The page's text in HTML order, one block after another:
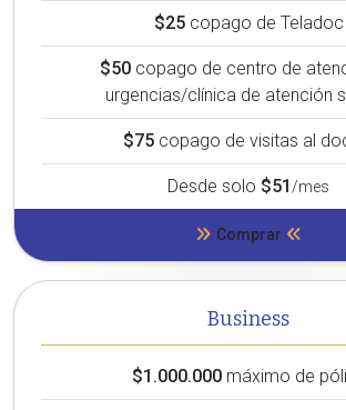
$25copago de Teladoc
$50copago de centro de
urgencias/clínica de atención
$75 copago de visitas al
Desde solo $51 /mes
Comprar
Business
$1.000.000máximo de